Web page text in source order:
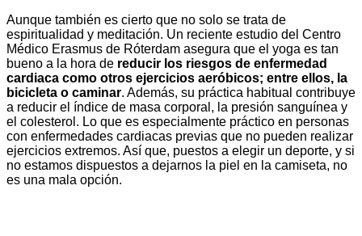
Aunque también es cierto que no solo se trata de
espiritualidad y meditación. Un reciente estudio del Centro
Médico Erasmus de Róterdam asegura que el yoga es tan
bueno a la hora de reducir los riesgos de enfermedad
cardiaca como otros ejercicios aeróbicos; entre ellos, la
bicicleta o caminar. Además, su práctica habitual contribuye
a reducir el índice de masa corporal, la presión sanguínea y
el colesterol. Lo que es especialmente práctico en personas
con enfermedades cardiacas previas que no pueden realizar
ejercicios extremos. Así que, puestos a elegir un deporte, y si
no estamos dispuestos a dejarnos la piel en la camiseta, no
es una mala opción.